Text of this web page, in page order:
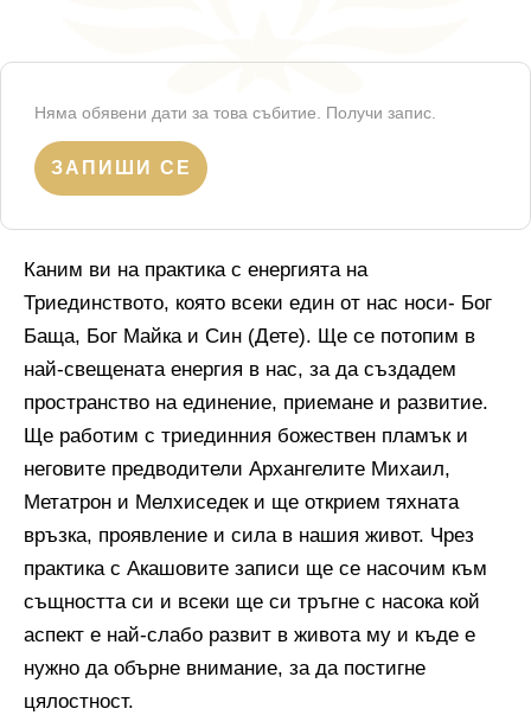
Няма обявени дати за това събитие. Получи запис.
ЗАПИШИ СЕ
Каним ви на практика с енергията на
Триединството, която всеки един от нас носи- Бог
Баща, Бог Майка и Син (Дете). Ще се потопим в
най-свещената енергия в нас, за да създадем
пространство на единение, приемане и развитие.
Ще работим с триединния божествен пламък и
неговите предводители Архангелите Михаил,
Метатрон и Мелхиседек и ще открием тяхната
връзка, проявление и сила в нашия живот. Чрез
практика с Акашовите записи ще се насочим към
същността си и всеки ще си тръгне с насока кой
аспект е най-слабо развит в живота му и къде е
нужно да обърне внимание, за да постигне
цялостност.